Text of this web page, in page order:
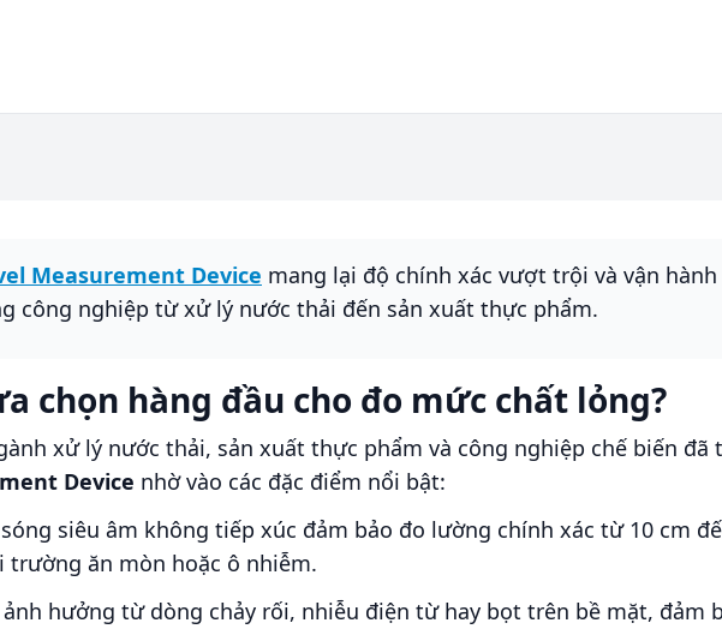
Measurement Device mang lại độ chính xác vượt trội và vận
công nghiệp từ xử lý nước thải đến sản xuất thực phẩm.
chọn hàng đầu cho đo mức chất lỏng?
xử lý nước thải, sản xuất thực phẩm và công nghiệp chế biến đã
Device nhờ vào các đặc điểm nổi bật:
siêu âm không tiếp xúc đảm bảo đo lường chính xác từ 10 cm
ăn mòn hoặc ô nhiễm.
ảnh hưởng từ dòng chảy rối, nhiễu điện từ hay bọt trên bề mặt, đảm